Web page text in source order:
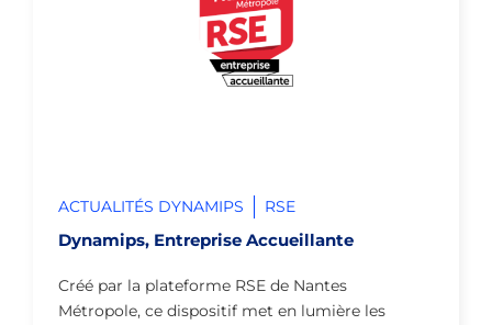
ACTUALITÉS DYNAMIPS RSE
Dynamips, Entreprise Accueillante
Créé par la plateforme RSE de Nantes
Métropole, ce dispositif met en lumière les